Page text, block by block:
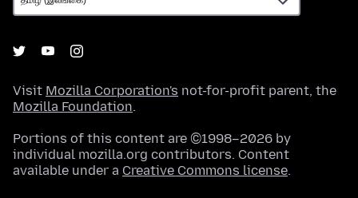
Visit Mozilla Corporation's not-for-profit parent, the
Mozilla Foundation.
Portions of this content are ©1998–2026 by
individual mozilla.org contributors. Content
available under a Creative Commons license.